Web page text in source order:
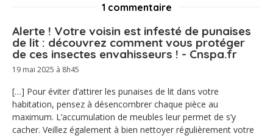
1 commentaire
Alerte ! Votre voisin est infesté de punaises
de lit : découvrez comment vous protéger
de ces insectes envahisseurs ! - Cnspa.fr
19 mai 2025 à 8h45
[…] Pour éviter d’attirer les punaises de lit dans votre
habitation, pensez à désencombrer chaque pièce au
maximum. L’accumulation de meubles leur permet de s’y
cacher. Veillez également à bien nettoyer régulièrement votre